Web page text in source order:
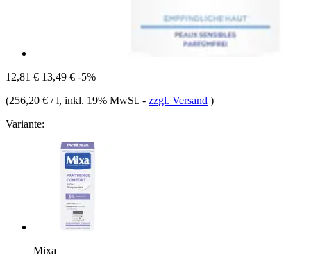
12,81 € 13,49 € -5%
(256,20 € / l, inkl. 19% MwSt. - zzgl. Versand )
Variante:
Mixa